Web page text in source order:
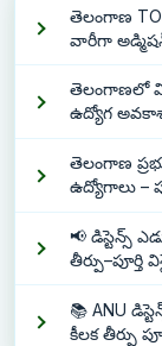
తెలంగాణ
వారీగా అడ్మిషన్
తెలంగాణలో
ఉద్యోగ
తెలంగాణ
ఉద్యోగాలు –
📢 డిస్టెన్స్
తీర్పు–పూర్తి
📚 ANU
కీలక తీర్పు